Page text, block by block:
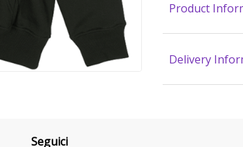
Product
Delivery
Seguici